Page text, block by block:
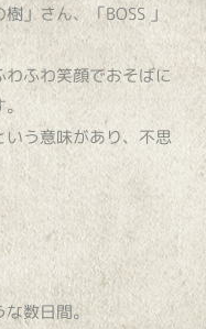
」さん、「BOSS 」
ふわ笑顔でおそばに
う意味があり、不思
な数日間。